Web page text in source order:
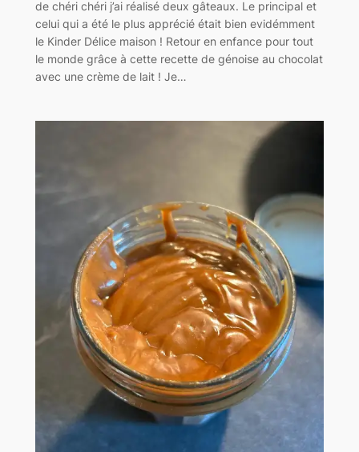
de chéri chéri j’ai réalisé deux gâteaux. Le principal et
celui qui a été le plus apprécié était bien evidémment
le Kinder Délice maison ! Retour en enfance pour tout
le monde grâce à cette recette de génoise au chocolat
avec une crème de lait ! Je…